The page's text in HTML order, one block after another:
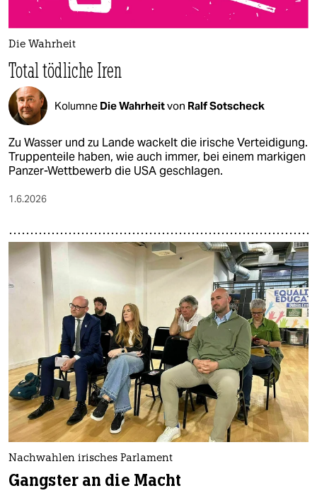
Die Wahrheit
Total tödliche Iren
Kolumne Die Wahrheitvon Ralf Sotscheck
Zu Wasser und zu Lande wackelt die irische Verteidigung.
Truppenteile haben, wie auch immer, bei einem markigen
Panzer-Wettbewerb die USA geschlagen.
1.6.2026
Nachwahlen irisches Parlament
Gangster an die Macht